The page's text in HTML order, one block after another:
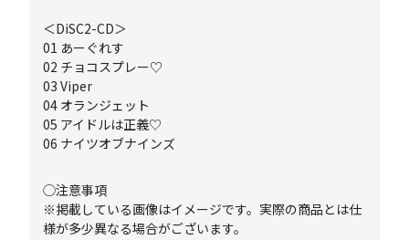
＜DiSC2-CD＞
01 あーぐれす
02 チョコスプレー♡
03 Viper
04 オランジェット
05 アイドルは正義♡
06 ナイツオブナインズ
◯注意事項
※掲載している画像はイメージです。実際の商品とは仕
様が多少異なる場合がございます。